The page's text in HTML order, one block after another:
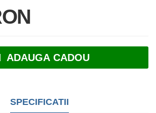
ADAUGA CADOU
SPECIFICATII